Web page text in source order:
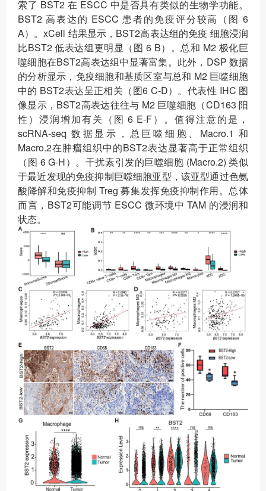
索了 BST2 在 ESCC 中是否具有类似的生物学功能。
BST2 高表达的 ESCC 患者的免疫评分较高（图 6
A）。xCell 结果显示，BST2高表达组的免疫 细胞浸润
比BST2 低表达组更明显（图 6 B）。总和 M2 极化巨
噬细胞在BST2高表达组中显著富集。此外，DSP 数据
的分析显示，免疫细胞和基质区室与总和 M2 巨噬细胞
中的 BST2表达呈正相关（图6 C-D）。代表性 IHC 图
像显示，BST2高表达往往与 M2 巨噬细胞（CD163 阳
性）浸润增加有关（图 6 E-F）。值得注意的是，
scRNA-seq 数据显示，总巨噬细胞、Macro.1 和
Macro.2在肿瘤组织中的BST2表达显著高于正常组织
（图 6 G-H）。干扰素引发的巨噬细胞 (Macro.2) 类似
于最近发现的免疫抑制巨噬细胞亚型，该亚型通过色氨
酸降解和免疫抑制 Treg 募集发挥免疫抑制作用。总体
而言，BST2可能调节 ESCC 微环境中 TAM 的浸润和
状态。